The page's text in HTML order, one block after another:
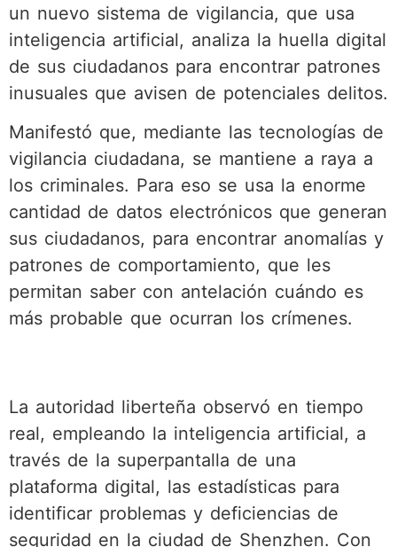
un nuevo sistema de vigilancia, que usa
inteligencia artificial, analiza la huella digital
de sus ciudadanos para encontrar patrones
inusuales que avisen de potenciales delitos.
Manifestó que, mediante las tecnologías de
vigilancia ciudadana, se mantiene a raya a
los criminales. Para eso se usa la enorme
cantidad de datos electrónicos que generan
sus ciudadanos, para encontrar anomalías y
patrones de comportamiento, que les
permitan saber con antelación cuándo es
más probable que ocurran los crímenes.
La autoridad liberteña observó en tiempo
real, empleando la inteligencia artificial, a
través de la superpantalla de una
plataforma digital, las estadísticas para
identificar problemas y deficiencias de
seguridad en la ciudad de Shenzhen. Con